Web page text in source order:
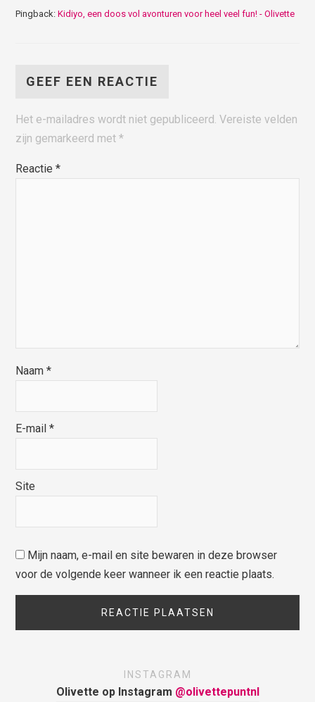
Pingback:Kidiyo, een doos vol avonturen voor heel veel fun! - Olivette
GEEF EEN REACTIE
Het e-mailadres wordt niet gepubliceerd. Vereiste velden
zijn gemarkeerd met*
Reactie*
Naam*
E-mail*
Site
Mijn naam, e-mail en site bewaren in deze browser
voor de volgende keer wanneer ik een reactie plaats.
INSTAGRAM
Olivette op Instagram @olivettepuntnl